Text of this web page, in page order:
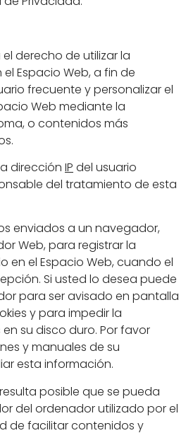
derecho de utilizar la
Espacio Web, a fin de
frecuente y personalizar el
Web mediante la
o contenidos más
dirección IP del usuario
del tratamiento de esta
enviados a un navegador,
Web, para registrar la
en el Espacio Web, cuando el
Si usted lo desea puede
para ser avisado en pantalla
y para impedir la
su disco duro. Por favor
y manuales de su
esta información.
posible que se pueda
del ordenador utilizado por el
de facilitar contenidos y